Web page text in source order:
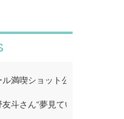
満喫ショット公開「仲良し
友斗さん“夢見ていた賞受賞に